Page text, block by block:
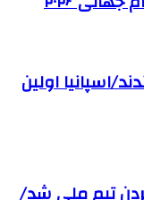
اسپانیا اولین
تیم ملی شد/